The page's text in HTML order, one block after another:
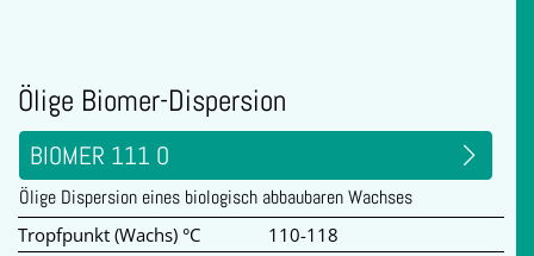
Ölige Biomer-Dispersion
BIOMER 111 O
Ölige Dispersion eines biologisch abbaubaren Wachses
Tropfpunkt (Wachs) °C 110-118